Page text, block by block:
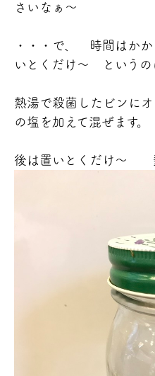
さいなぁ～
・・・で、 時間はかか
いとくだけ～ というの
熱湯で殺菌したビンに
の塩を加えて混ぜます。
後は置いとくだけ～